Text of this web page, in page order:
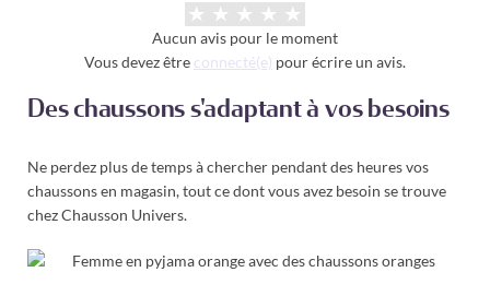
Aucun avis pour le moment
Vous devez être connecté(e) pour écrire un avis.
Des chaussons s'adaptant à vos besoins
Ne perdez plus de temps à chercher pendant des heures vos
chaussons en magasin, tout ce dont vous avez besoin se trouve
chez Chausson Univers.